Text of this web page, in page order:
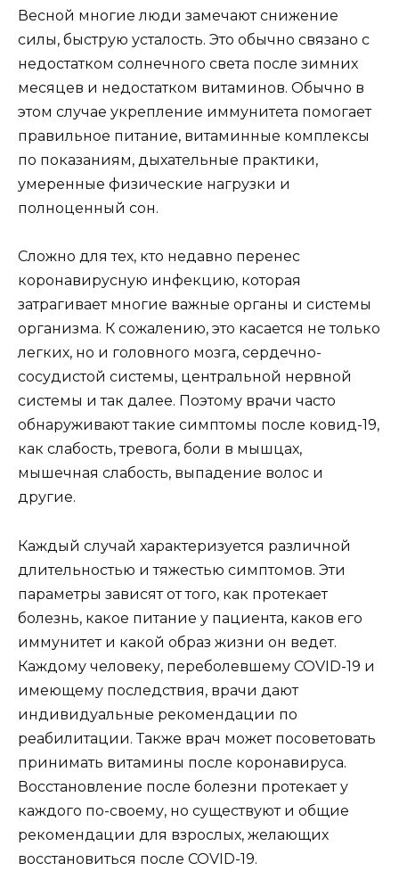
Весной многие люди замечают снижение
силы, быструю усталость. Это обычно связано с
недостатком солнечного света после зимних
месяцев и недостатком витаминов. Обычно в
этом случае укрепление иммунитета помогает
правильное питание, витаминные комплексы
по показаниям, дыхательные практики,
умеренные физические нагрузки и
полноценный сон.
Сложно для тех, кто недавно перенес
коронавирусную инфекцию, которая
затрагивает многие важные органы и системы
организма. К сожалению, это касается не только
легких, но и головного мозга, сердечно-
сосудистой системы, центральной нервной
системы и так далее. Поэтому врачи часто
обнаруживают такие симптомы после ковид-19,
как слабость, тревога, боли в мышцах,
мышечная слабость, выпадение волос и
другие.
Каждый случай характеризуется различной
длительностью и тяжестью симптомов. Эти
параметры зависят от того, как протекает
болезнь, какое питание у пациента, каков его
иммунитет и какой образ жизни он ведет.
Каждому человеку, переболевшему COVID-19 и
имеющему последствия, врачи дают
индивидуальные рекомендации по
реабилитации. Также врач может посоветовать
принимать витамины после коронавируса.
Восстановление после болезни протекает у
каждого по-своему, но существуют и общие
рекомендации для взрослых, желающих
восстановиться после COVID-19.